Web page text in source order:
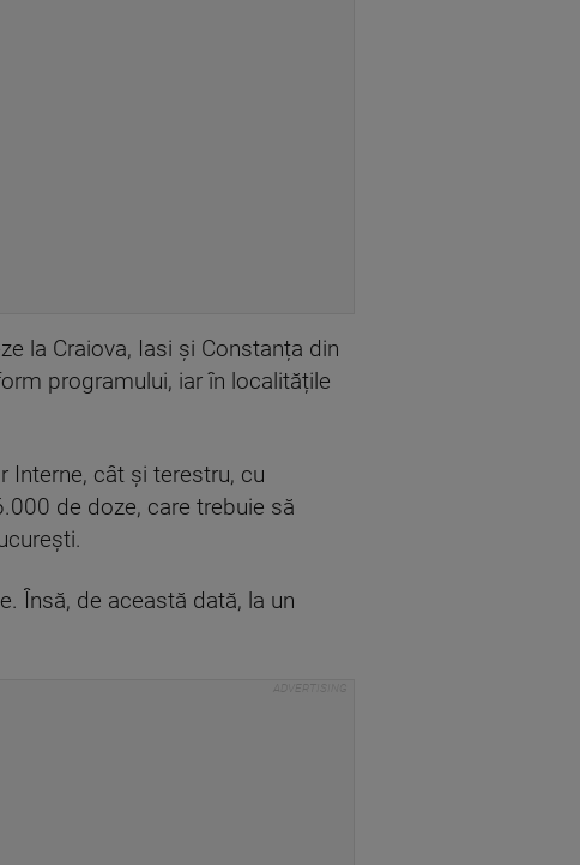
la Craiova, Iasi și Constanța din
programului, iar în localitățile
Interne, cât şi terestru, cu
de doze, care trebuie să
Însă, de această dată, la un